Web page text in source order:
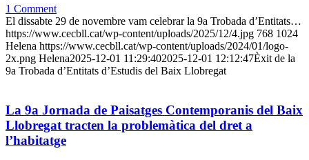
1 Comment
El dissabte 29 de novembre vam celebrar la 9a Trobada d’Entitats…
https://www.cecbll.cat/wp-content/uploads/2025/12/4.jpg 768 1024
Helena https://www.cecbll.cat/wp-content/uploads/2024/01/logo-
2x.png Helena2025-12-01 11:29:402025-12-01 12:12:47Èxit de la
9a Trobada d’Entitats d’Estudis del Baix Llobregat
La 9a Jornada de Paisatges Contemporanis del Baix
Llobregat tracten la problemàtica del dret a
l’habitatge